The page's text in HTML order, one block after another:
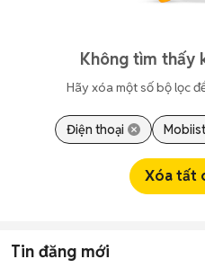
Không tìm thấy
Hãy xóa một số bộ lọc
Điện thoại
Xóa tất
Tin đăng mới